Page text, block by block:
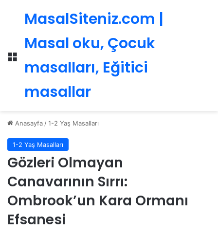
Menü
MasalSiteniz.com |
Masal oku, Çocuk
masalları, Eğitici
masallar
Anasayfa /1-2 Yaş Masalları
1-2 Yaş Masalları
Gözleri Olmayan
Canavarının Sırrı:
Ombrook’un Kara Ormanı
Efsanesi